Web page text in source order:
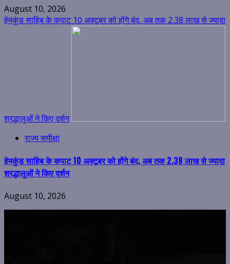
August 10, 2026
हेमकुंड साहिब के कपाट 10 अक्टूबर को होंगे बंद, अब तक 2.38 लाख से ज्यादा
श्रद्धालुओं ने किए दर्शन
राज्य समीक्षा
हेमकुंड साहिब के कपाट 10 अक्टूबर को होंगे बंद, अब तक 2.38 लाख से ज्यादा
श्रद्धालुओं ने किए दर्शन
August 10, 2026